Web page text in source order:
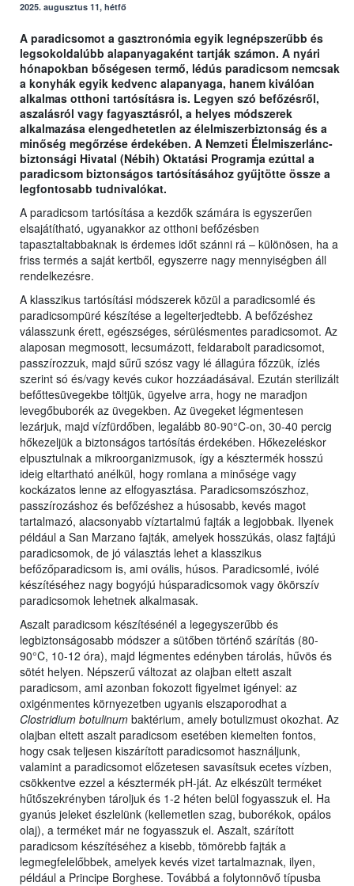
2025. augusztus 11, hétfő
A paradicsomot a gasztronómia egyik legnépszerűbb és
legsokoldalúbb alapanyagaként tartják számon. A nyári
hónapokban bőségesen termő, lédús paradicsom nemcsak
a konyhák egyik kedvenc alapanyaga, hanem kiválóan
alkalmas otthoni tartósításra is. Legyen szó befőzésről,
aszalásról vagy fagyasztásról, a helyes módszerek
alkalmazása elengedhetetlen az élelmiszerbiztonság és a
minőség megőrzése érdekében. A Nemzeti Élelmiszerlánc-
biztonsági Hivatal (Nébih) Oktatási Programja ezúttal a
paradicsom biztonságos tartósításához gyűjtötte össze a
legfontosabb tudnivalókat.
A paradicsom tartósítása a kezdők számára is egyszerűen
elsajátítható, ugyanakkor az otthoni befőzésben
tapasztaltabbaknak is érdemes időt szánni rá – különösen, ha a
friss termés a saját kertből, egyszerre nagy mennyiségben áll
rendelkezésre.
A klasszikus tartósítási módszerek közül a paradicsomlé és
paradicsompüré készítése a legelterjedtebb. A befőzéshez
válasszunk érett, egészséges, sérülésmentes paradicsomot. Az
alaposan megmosott, lecsumázott, feldarabolt paradicsomot,
passzírozzuk, majd sűrű szósz vagy lé állagúra főzzük, ízlés
szerint só és/vagy kevés cukor hozzáadásával. Ezután sterilizált
befőttesüvegekbe töltjük, ügyelve arra, hogy ne maradjon
levegőbuborék az üvegekben. Az üvegeket légmentesen
lezárjuk, majd vízfürdőben, legalább 80-90°C-on, 30-40 percig
hőkezeljük a biztonságos tartósítás érdekében. Hőkezeléskor
elpusztulnak a mikroorganizmusok, így a késztermék hosszú
ideig eltartható anélkül, hogy romlana a minősége vagy
kockázatos lenne az elfogyasztása. Paradicsomszószhoz,
passzírozáshoz és befőzéshez a húsosabb, kevés magot
tartalmazó, alacsonyabb víztartalmú fajták a legjobbak. Ilyenek
például a San Marzano fajták, amelyek hosszúkás, olasz fajtájú
paradicsomok, de jó választás lehet a klasszikus
befőzőparadicsom is, ami ovális, húsos. Paradicsomlé, ivólé
készítéséhez nagy bogyójú húsparadicsomok vagy ökörszív
paradicsomok lehetnek alkalmasak.
Aszalt paradicsom készítésénél a legegyszerűbb és
legbiztonságosabb módszer a sütőben történő szárítás (80-
90°C, 10-12 óra), majd légmentes edényben tárolás, hűvös és
sötét helyen. Népszerű változat az olajban eltett aszalt
paradicsom, ami azonban fokozott figyelmet igényel: az
oxigénmentes környezetben ugyanis elszaporodhat a
Clostridium botulinum baktérium, amely botulizmust okozhat. Az
olajban eltett aszalt paradicsom esetében kiemelten fontos,
hogy csak teljesen kiszárított paradicsomot használjunk,
valamint a paradicsomot előzetesen savasítsuk ecetes vízben,
csökkentve ezzel a késztermék pH-ját. Az elkészült terméket
hűtőszekrényben tároljuk és 1-2 héten belül fogyasszuk el. Ha
gyanús jeleket észlelünk (kellemetlen szag, buborékok, opálos
olaj), a terméket már ne fogyasszuk el. Aszalt, szárított
paradicsom készítéséhez a kisebb, tömörebb fajták a
legmegfelelőbbek, amelyek kevés vizet tartalmaznak, ilyen,
például a Principe Borghese. Továbbá a folytonnövő típusba